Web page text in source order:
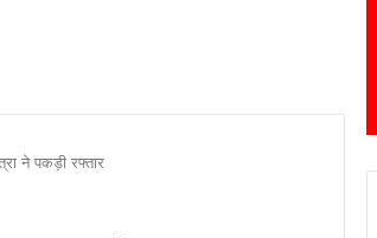
ने पकड़ी रफ्तार